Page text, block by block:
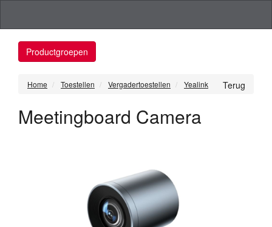
Productgroepen
Terug
Home Toestellen Vergadertoestellen Yealink
Meetingboard Camera